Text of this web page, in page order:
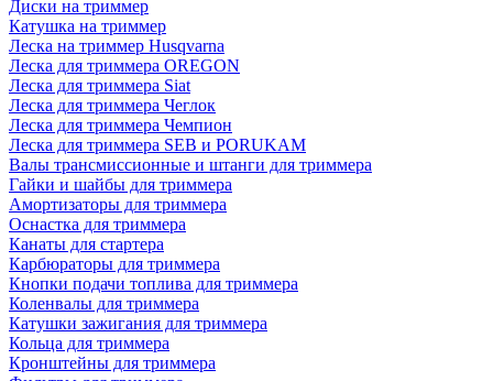
Диски на триммер
Катушка на триммер
Леска на триммер Husqvarna
Леска для триммера OREGON
Леска для триммера Siat
Леска для триммера Чеглок
Леска для триммера Чемпион
Леска для триммера SEB и PORUKAM
Валы трансмиссионные и штанги для триммера
Гайки и шайбы для триммера
Амортизаторы для триммера
Оснастка для триммера
Канаты для стартера
Карбюраторы для триммера
Кнопки подачи топлива для триммера
Коленвалы для триммера
Катушки зажигания для триммера
Кольца для триммера
Кронштейны для триммера